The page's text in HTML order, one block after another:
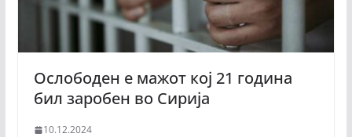
Ослободен е мажот кој 21 година
бил заробен во Сиријa
10.12.2024